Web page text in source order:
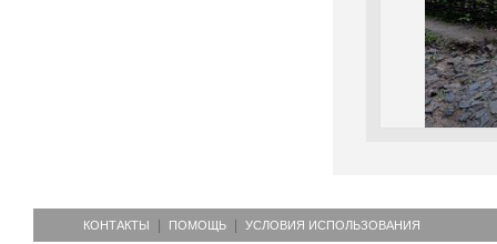
КОНТАКТЫ ПОМОЩЬ УСЛОВИЯ ИСПОЛЬЗОВАНИЯ